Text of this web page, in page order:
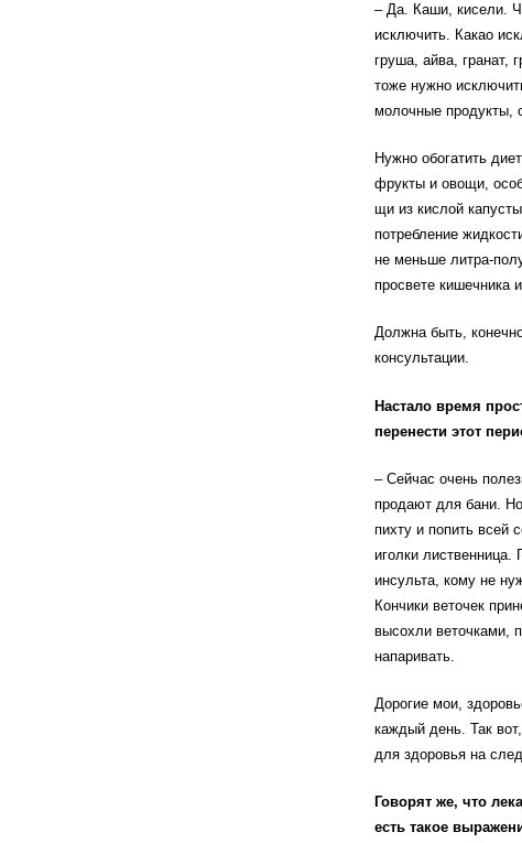
– Да. Каши, кисели.
исключить. Какао
груша, айва, гранат,
тоже нужно
молочные продукты,
Нужно обогатить
фрукты и овощи,
щи из кислой
потребление
не меньше литра-
просвете кишечника
Должна быть,
консультации.
Настало время
перенести этот
– Сейчас очень
продают для бани.
пихту и попить всей
иголки лиственница.
инсульта, кому не
Кончики веточек
высохли веточками,
напаривать.
Дорогие мои,
каждый день. Так
для здоровья на
Говорят же, что
есть такое